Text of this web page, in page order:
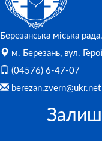
Березанська міська рада.
м. Березань, вул.
(04576) 6-47-07
berezan.zvern@ukr.net